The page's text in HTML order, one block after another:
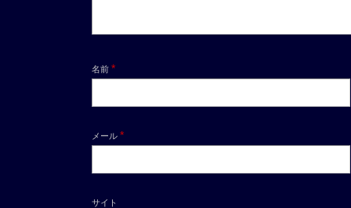
名前 *
メール *
サイト